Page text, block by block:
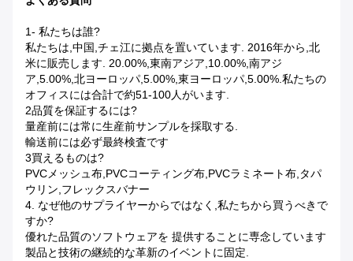
1- 私たちは誰?
私たちは,中国,チェ江に拠点を置いています. 2016年から,北
米に販売します. 20.00%,東南アジア,10.00%,南アジ
ア,5.00%,北ヨーロッパ,5.00%,東ヨーロッパ,5.00%.私たちの
オフィスには合計で約51-100人がいます.
2品質を保証するには?
量産前には常に生産前サンプルを採取する.
輸送前には必ず最終検査です
3買えるものは?
PVCメッシュ布,PVCコーティング布,PVCラミネート布,タパ
ウリン,フレックスバナー
4. なぜ他のサプライヤーからではなく,私たちから買うべきで
すか?
優れた品質のソフトウェアを 提供することに専念しています
製品と技術の継続的な革新のイベントに固定.